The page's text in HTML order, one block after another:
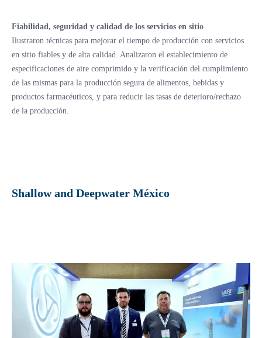
Fiabilidad, seguridad y calidad de los servicios en sitio
Ilustraron técnicas para mejorar el tiempo de producción con servicios
en sitio fiables y de alta calidad. Analizaron el establecimiento de
especificaciones de aire comprimido y la verificación del cumplimiento
de las mismas para la producción segura de alimentos, bebidas y
productos farmacéuticos, y para reducir las tasas de deterioro/rechazo
de la producción.
Shallow and Deepwater México